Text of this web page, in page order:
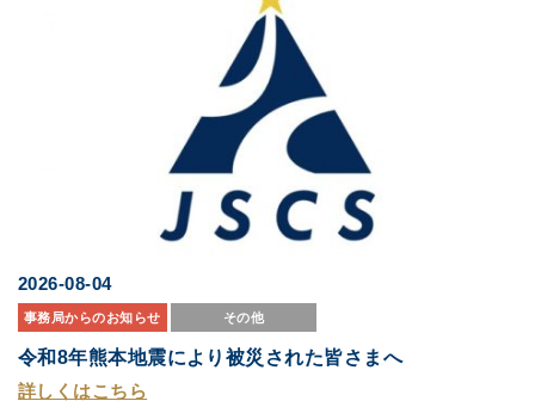
2026-08-04
事務局からのお知らせ その他
令和8年熊本地震により被災された皆さまへ
詳しくはこちら